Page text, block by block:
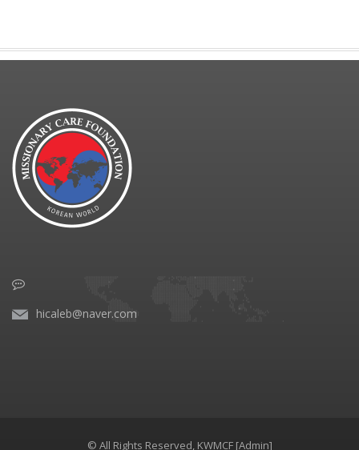
hicaleb@naver.com
© All Rights Reserved, KWMCF [Admin]